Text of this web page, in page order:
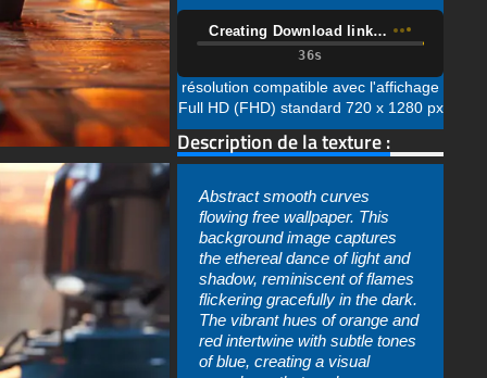
Description de la texture :
flowing free wallpaper. This
background image captures
the ethereal dance of light and
shadow, reminiscent of flames
The vibrant hues of orange and
red intertwine with subtle tones
of blue, creating a visual
symphony that evokes a sense
of warmth, movement, and
energy. Each wave-like
formation, with its smooth
curves and flowing lines,
seems to be alive - moving